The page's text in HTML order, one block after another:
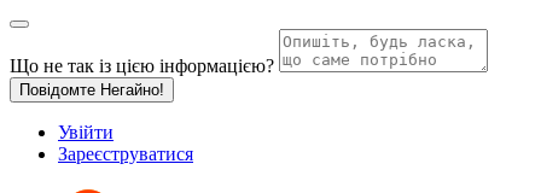
Що не так із цією інформацією?
Повідомте Негайно!
Увійти
Зареєструватися